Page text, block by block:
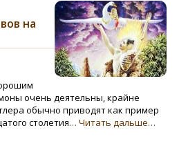
на
очень деятельны, крайне
обычно приводят как пример
столетия… Читать дальше…